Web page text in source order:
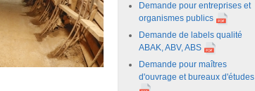
Demande pour entreprises et
organismes publics
Demande de labels qualité
ABAK, ABV, ABS
Demande pour maîtres
d'ouvrage et bureaux d'études